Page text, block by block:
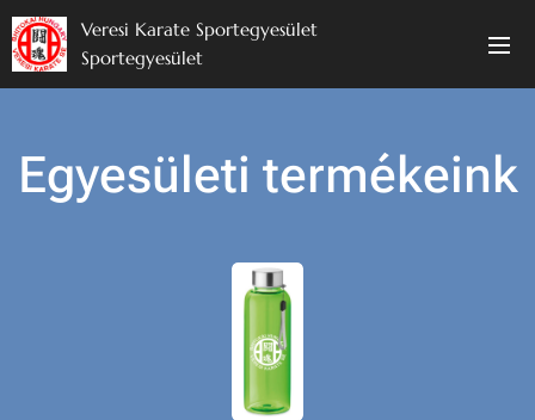
Veresi Karate Sportegyesület
Sportegyesület
Egyesületi termékeink